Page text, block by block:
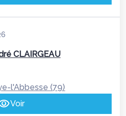
CLAIRGEAU
l'Abbesse (79)
Voir